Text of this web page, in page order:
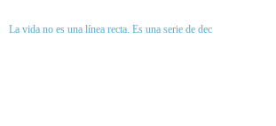
La vida no es una línea recta. Es una serie de dec